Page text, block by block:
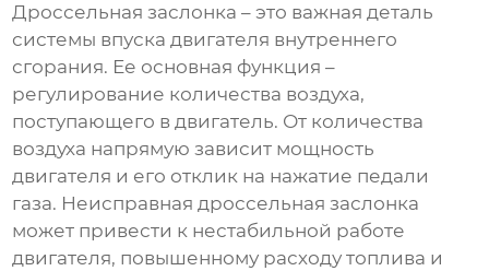
Дроссельная заслонка – это важная деталь
системы впуска двигателя внутреннего
сгорания. Ее основная функция –
регулирование количества воздуха,
поступающего в двигатель. От количества
воздуха напрямую зависит мощность
двигателя и его отклик на нажатие педали
газа. Неисправная дроссельная заслонка
может привести к нестабильной работе
двигателя, повышенному расходу топлива и